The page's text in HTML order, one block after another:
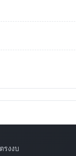
รงงบ